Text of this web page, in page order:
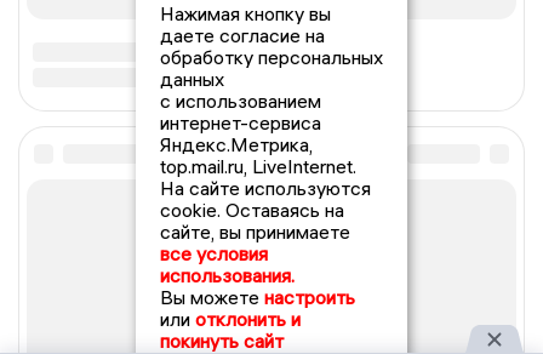
Нажимая кнопку вы
даете согласие на
обработку персональных
данных
с использованием
интернет-сервиса
Яндекс.Метрика,
top.mail.ru, LiveInternet.
На сайте используются
cookie. Оставаясь на
сайте, вы принимаете
все условия
использования.
Вы можете настроить
или отклонить и
покинуть сайт